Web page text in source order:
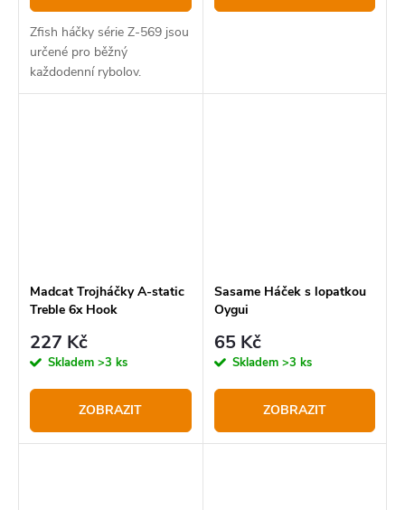
Zfish háčky série Z-569 jsou
určené pro běžný
každodenní rybolov.
Madcat Trojháčky A-static
Treble 6x Hook
227 Kč
Skladem >3 ks
ZOBRAZIT
Sasame Háček s lopatkou
Oygui
65 Kč
Skladem >3 ks
ZOBRAZIT